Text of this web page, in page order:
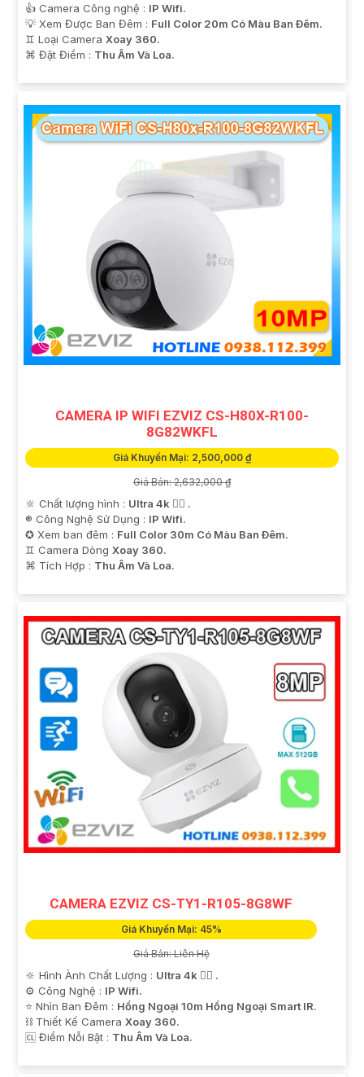
👍 Camera Công nghệ : IP Wifi.
💡 Xem Được Ban Đêm : Full Color 20m Có Màu Ban Ðêm.
♊ Loại Camera Xoay 360.
️⌘ Đặt Điểm : Thu Âm Và Loa.
CAMERA IP WIFI EZVIZ CS-H80X-R100-
8G82WKFL
Giá Khuyến Mại: 2,500,000 ₫
Giá Bán: 2,632,000 ₫
🔆 Chất lượng hình : Ultra 4k 👍🏾 .
®️ Công Nghệ Sử Dụng : IP Wifi.
✪ Xem ban đêm : Full Color 30m Có Màu Ban Ðêm.
♊ Camera Dòng Xoay 360.
️⌘ Tích Hợp : Thu Âm Và Loa.
CAMERA EZVIZ CS-TY1-R105-8G8WF
Giá Khuyến Mại: 45%
Giá Bán: Liên Hệ
🔆 Hình Ành Chất Lượng : Ultra 4k 👍🏾 .
⚙ Công Nghệ : IP Wifi.
⭐ Nhìn Ban Đêm : Hồng Ngoại 10m Hồng Ngoại Smart IR.
⛓ Thiết Kế Camera Xoay 360.
️🆑 Điểm Nỗi Bật : Thu Âm Và Loa.